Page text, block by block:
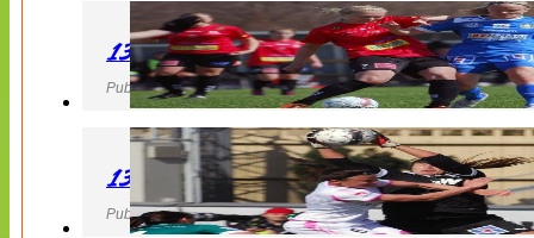
130427 LB 07 – QBIK
Publicerad 27 April 2013, 22:40
130427 IF Limhamn Bunkeflo – QBIK
Publicerad 27 April 2013, 21:10